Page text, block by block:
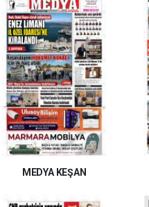
MEDYA KEŞAN